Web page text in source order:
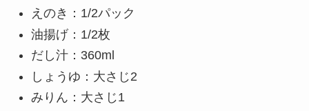
えのき：1/2パック
油揚げ：1/2枚
だし汁：360ml
しょうゆ：大さじ2
みりん：大さじ1